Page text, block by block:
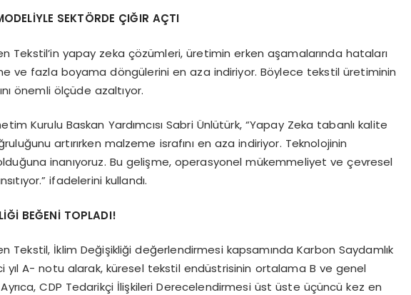
SEKTÖRDE ÇIĞIR AÇTI
Tekstil’in yapay zeka çözümleri, üretimin erken aşamalarında hataları
ve fazla boyama döngülerini en aza indiriyor. Böylece tekstil üretiminin
önemli ölçüde azaltıyor.
Kurulu Baskan Yardımcısı Sabri Ünlütürk, “Yapay Zeka tabanlı kalite
artırırken malzeme israfını en aza indiriyor. Teknolojinin
inanıyoruz. Bu gelişme, operasyonel mükemmeliyet ve çevresel
ifadelerini kullandı.
BEĞENİ TOPLADI!
Tekstil, İklim Değişikliği değerlendirmesi kapsamında Karbon Saydamlık
yıl A- notu alarak, küresel tekstil endüstrisinin ortalama B ve genel
CDP Tedarikçi İlişkileri Derecelendirmesi üst üste üçüncü kez en